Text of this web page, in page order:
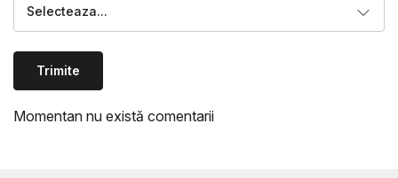
Selecteaza...
Trimite
Momentan nu există comentarii